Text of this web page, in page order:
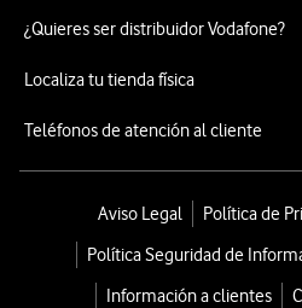
¿Quieres ser distribuidor Vodafone?
Localiza tu tienda física
Teléfonos de atención al cliente
Aviso Legal
Política de
Política Seguridad de
Información a clientes